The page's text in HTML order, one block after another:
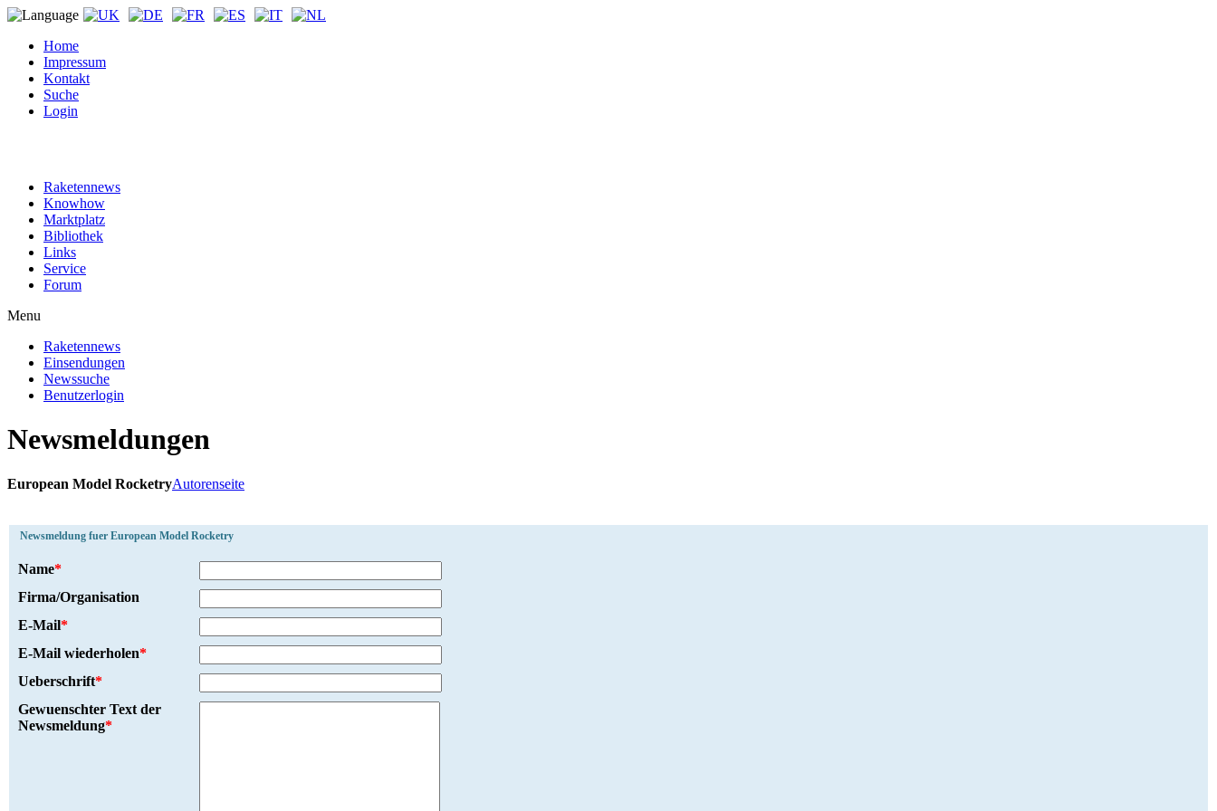
Home
Impressum
Kontakt
Suche
Login
Raketennews
Knowhow
Marktplatz
Bibliothek
Links
Service
Forum
Menu
Raketennews
Einsendungen
Newssuche
Benutzerlogin
Newsmeldungen
European Model RocketryAutorenseite
Newsmeldung fuer European Model Rocketry
Name*
Firma/Organisation
E-Mail*
E-Mail wiederholen*
Ueberschrift*
Gewuenschter Text der
Newsmeldung*